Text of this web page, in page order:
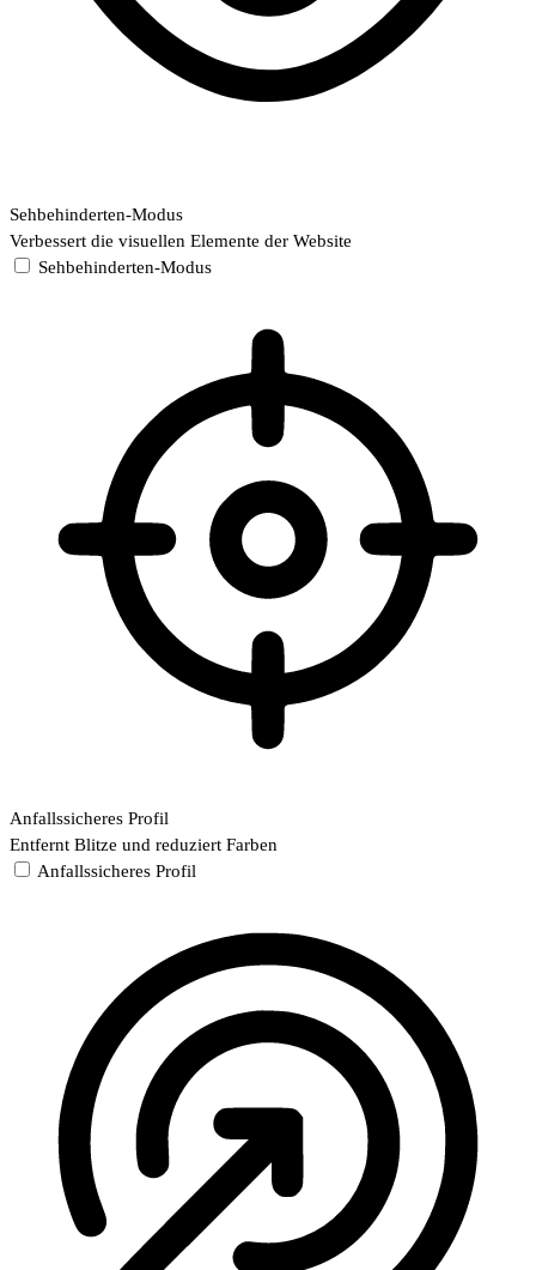
Sehbehinderten-Modus
Verbessert die visuellen Elemente der Website
Sehbehinderten-Modus
Anfallssicheres Profil
Entfernt Blitze und reduziert Farben
Anfallssicheres Profil